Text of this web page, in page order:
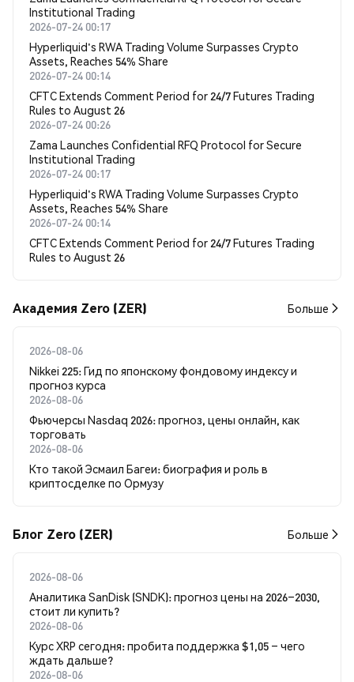
Institutional Trading
2026-07-24 00:17
Hyperliquid's RWA Trading Volume Surpasses Crypto
Assets, Reaches 54% Share
2026-07-24 00:14
CFTC Extends Comment Period for 24/7 Futures Trading
Rules to August 26
2026-07-24 00:26
Zama Launches Confidential RFQ Protocol for Secure
Institutional Trading
2026-07-24 00:17
Hyperliquid's RWA Trading Volume Surpasses Crypto
Assets, Reaches 54% Share
2026-07-24 00:14
CFTC Extends Comment Period for 24/7 Futures Trading
Rules to August 26
Академия Zero (ZER) Больше
2026-08-06
Nikkei 225: Гид по японскому фондовому индексу и
прогноз курса
2026-08-06
Фьючерсы Nasdaq 2026: прогноз, цены онлайн, как
торговать
2026-08-06
Кто такой Эсмаил Багеи: биография и роль в
криптосделке по Ормузу
Блог Zero (ZER) Больше
2026-08-06
Аналитика SanDisk (SNDK): прогноз цены на 2026–2030,
стоит ли купить?
2026-08-06
Курс XRP сегодня: пробита поддержка $1,05 – чего
ждать дальше?
2026-08-06